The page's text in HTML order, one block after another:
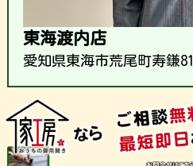
東海渡内店
愛知県東海市荒尾町寿鎌81